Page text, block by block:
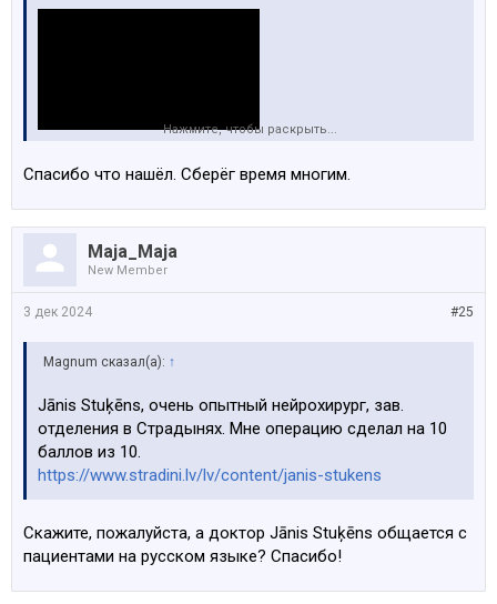
Нажмите, чтобы раскрыть...
Спасибо что нашёл. Сберёг время многим.
Maja_Maja
New Member
#25
3 дек 2024
Magnum сказал(а): ↑
Jānis Stuķēns, очень опытный нейрохирург, зав.
отделения в Страдынях. Мне операцию сделал на 10
баллов из 10.
https://www.stradini.lv/lv/content/janis-stukens
Скажите, пожалуйста, а доктор Jānis Stuķēns общается с
пациентами на русском языке? Спасибо!